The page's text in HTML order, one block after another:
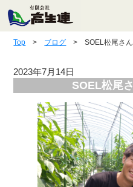
Top > ブログ > SOEL松尾さん
2023年7月14日
SOEL松尾